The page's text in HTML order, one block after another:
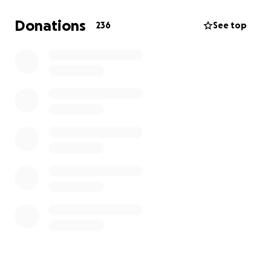
Neben ihr bleiben drei weitere wundervolle Kinder
Donations 236 See top